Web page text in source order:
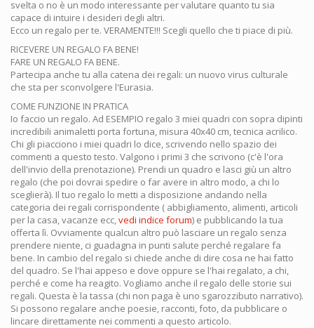
svelta o no è un modo interessante per valutare quanto tu sia
capace di intuire i desideri degli altri.
Ecco un regalo per te. VERAMENTE!!! Scegli quello che ti piace di più.
RICEVERE UN REGALO FA BENE!
FARE UN REGALO FA BENE.
Partecipa anche tu alla catena dei regali: un nuovo virus culturale
che sta per sconvolgere l'Eurasia.
COME FUNZIONE IN PRATICA
Io faccio un regalo. Ad ESEMPIO regalo 3 miei quadri con sopra dipinti
incredibili animaletti porta fortuna, misura 40x40 cm, tecnica acrilico.
Chi gli piacciono i miei quadri lo dice, scrivendo nello spazio dei
commenti a questo testo. Valgono i primi 3 che scrivono (c'è l'ora
dell'invio della prenotazione). Prendi un quadro e lasci giù un altro
regalo (che poi dovrai spedire o far avere in altro modo, a chi lo
sceglierà). Il tuo regalo lo metti a disposizione andando nella
categoria dei regali corrispondente ( abbigliamento, alimenti, articoli
per la casa, vacanze ecc,vedi indice forum) e pubblicando la tua
offerta lì. Ovviamente qualcun altro può lasciare un regalo senza
prendere niente, ci guadagna in punti salute perché regalare fa
bene. In cambio del regalo si chiede anche di dire cosa ne hai fatto
del quadro. Se l'hai appeso e dove oppure se l'hai regalato, a chi,
perché e come ha reagito. Vogliamo anche il regalo delle storie sui
regali. Questa è la tassa (chi non paga è uno sgarozzibuto narrativo).
Si possono regalare anche poesie, racconti, foto, da pubblicare o
lincare direttamente nei commenti a questo articolo.